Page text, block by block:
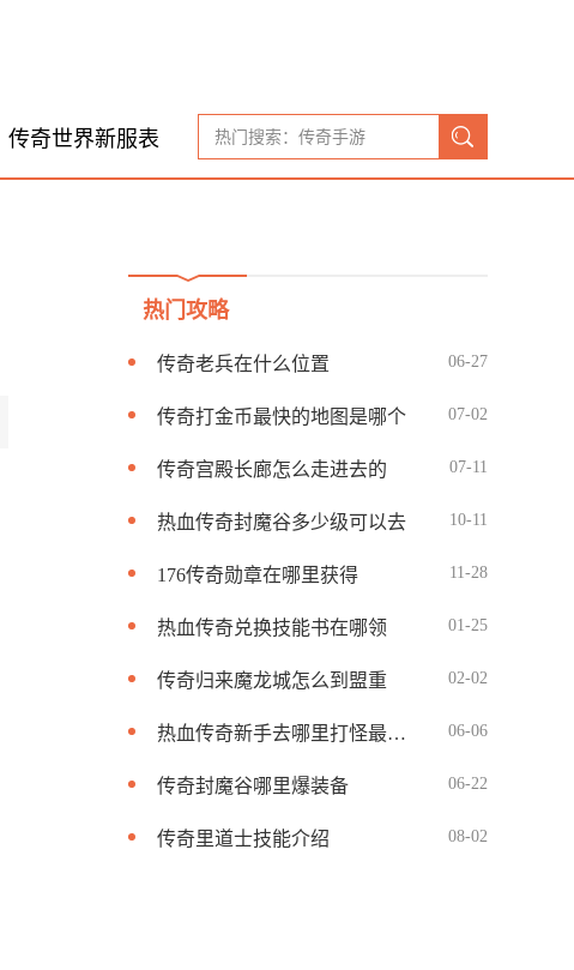
传奇世界新服表
热门攻略
传奇老兵在什么位置 06-27
传奇打金币最快的地图是哪个 07-02
传奇宫殿长廊怎么走进去的 07-11
热血传奇封魔谷多少级可以去 10-11
176传奇勋章在哪里获得 11-28
热血传奇兑换技能书在哪领 01-25
传奇归来魔龙城怎么到盟重 02-02
热血传奇新手去哪里打怪最快啊 06-06
传奇封魔谷哪里爆装备 06-22
传奇里道士技能介绍 08-02